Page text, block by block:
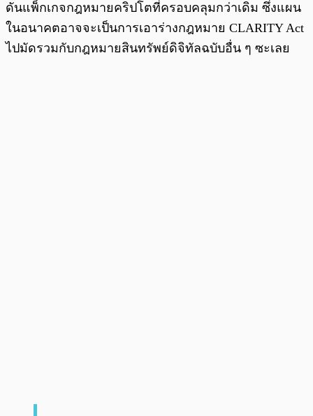
ดันแพ็กเกจกฎหมายคริปโตที่ครอบคลุมกว่าเดิม ซึ่งแผน
ในอนาคตอาจจะเป็นการเอาร่างกฎหมาย CLARITY Act
ไปมัดรวมกับกฎหมายสินทรัพย์ดิจิทัลฉบับอื่น ๆ ซะเลย